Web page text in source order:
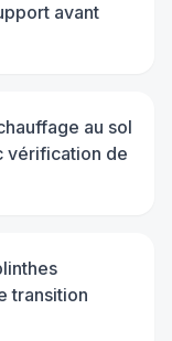
avant
au sol
vérification de
transition